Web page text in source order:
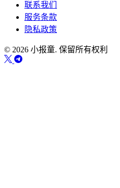
联系我们
服务条款
隐私政策
© 2026 小报童. 保留所有权利